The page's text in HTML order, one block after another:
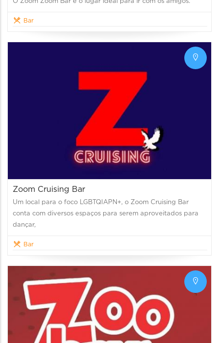
Bar
Zoom Cruising Bar
Um local para o foco LGBTQIAPN+, o Zoom Cruising Bar
conta com diversos espaços para serem aproveitados para
dançar,
Bar